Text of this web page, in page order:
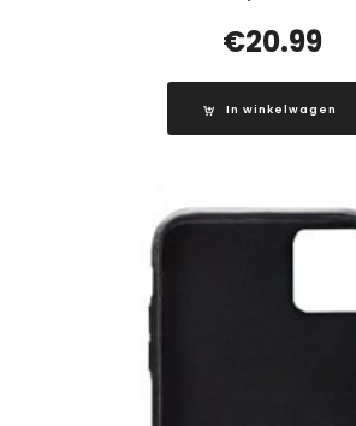
€20.99
In winkelwagen